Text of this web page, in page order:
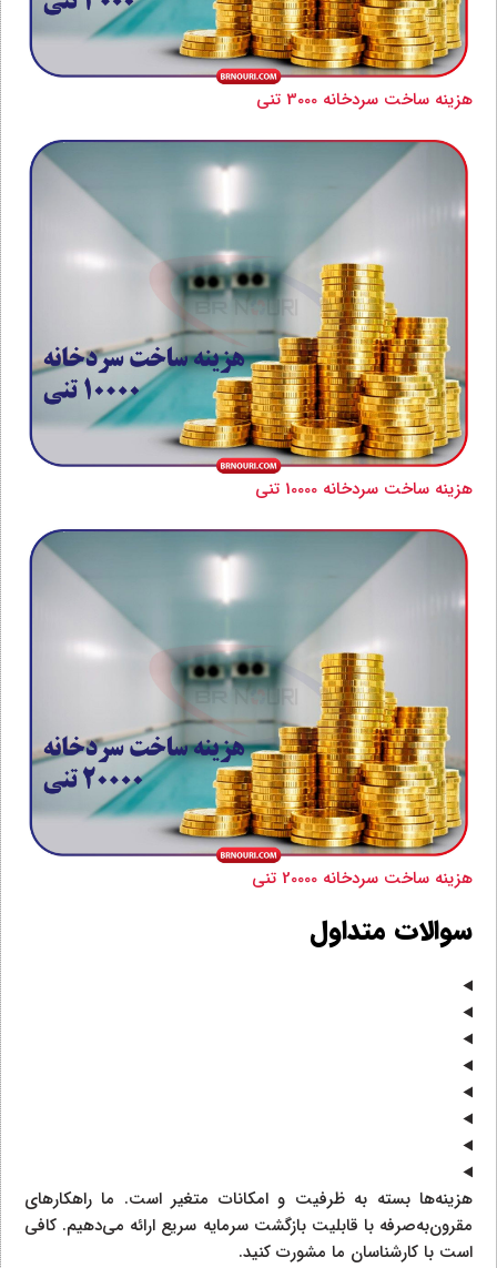
هزینه ساخت سردخانه 3000 تنی
هزینه ساخت سردخانه 10000 تنی
هزینه ساخت سردخانه 20000 تنی
سوالات متداول
هزینه‌ها بسته به ظرفیت و امکانات متغیر است. ما راهکارهای
مقرون‌به‌صرفه با قابلیت بازگشت سرمایه سریع ارائه می‌دهیم. کافی
است با کارشناسان ما مشورت کنید.